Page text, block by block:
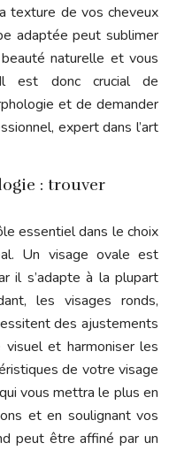
texture de vos cheveux
adaptée peut sublimer
naturelle et vous
est donc crucial de
et de demander
expert dans l’art
: trouver
essentiel dans le choix
Un visage ovale est
il s’adapte à la plupart
les visages ronds,
des ajustements
et harmoniser les
de votre visage
vous mettra le plus en
et en soulignant vos
peut être affiné par un